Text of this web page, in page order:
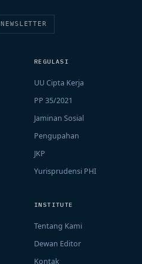
NEWSLETTER
REGULASI
UU Cipta Kerja
PP 35/2021
Jaminan Sosial
Pengupahan
JKP
Yurisprudensi PHI
INSTITUTE
Tentang Kami
Dewan Editor
Kontak